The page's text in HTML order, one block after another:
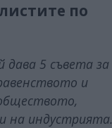
по
дава 5 съвета за
и
на индустрията.